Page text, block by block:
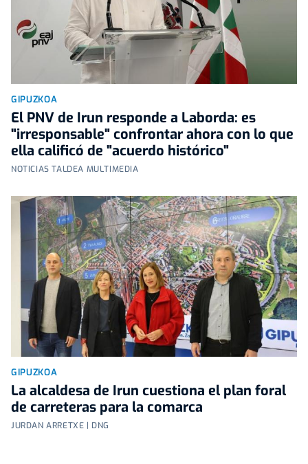
GIPUZKOA
El PNV de Irun responde a Laborda: es
"irresponsable" confrontar ahora con lo que
ella calificó de "acuerdo histórico"
NOTICIAS TALDEA MULTIMEDIA
GIPUZKOA
La alcaldesa de Irun cuestiona el plan foral
de carreteras para la comarca
JURDAN ARRETXE | DNG